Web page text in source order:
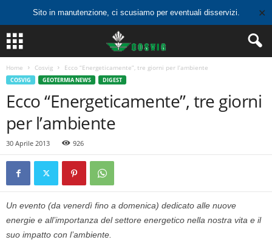
Sito in manutenzione, ci scusiamo per eventuali disservizi. ✕
Home Cosvig Ecco “Energeticamente”, tre giorni per l’ambiente
COSVIG GEOTERMIA NEWS DIGEST
Ecco “Energeticamente”, tre giorni
per l’ambiente
30 Aprile 2013 926
Un evento (da venerdì fino a domenica) dedicato alle nuove
energie e all’importanza del settore energetico nella nostra vita e il
suo impatto con l’ambiente.